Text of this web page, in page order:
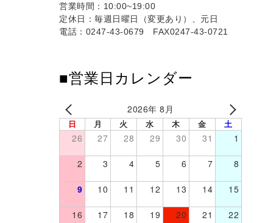
営業時間：10:00~19:00
定休日：毎週日曜日（変更あり）、元日
電話：0247-43-0679 FAX0247-43-0721
■営業日カレンダー
2026年 8月
日 月 火 水 木 金 土
26 27 28 29 30 31 1
2 3 4 5 6 7 8
9 10 11 12 13 14 15
16 17 18 19 20 21 22